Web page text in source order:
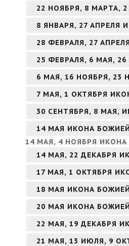
22 НОЯБРЯ, 8 МАРТА,
8 ЯНВАРЯ, 27 АПРЕЛЯ
28 ФЕВРАЛЯ, 27
25 ФЕВРАЛЯ, 6 МАЯ,
6 МАЯ, 16 НОЯБРЯ, 23
7 МАЯ, 1 ОКТЯБРЯ
30 СЕНТЯБРЯ, 8 МАЯ,
14 МАЯ ИКОНА
14 МАЯ, 4 НОЯБРЯ
14 МАЯ, 22 ДЕКАБРЯ
17 МАЯ, 1 ОКТЯБРЯ
18 МАЯ ИКОНА
20 МАЯ ИКОНА
22 МАЯ, 19 ДЕКАБРЯ
21 МАЯ, 13 ИЮЛЯ, 9